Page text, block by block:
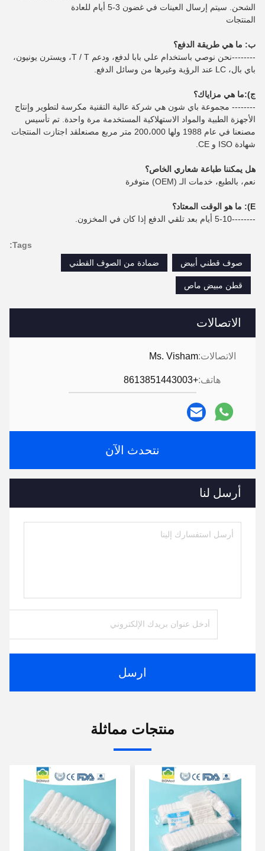
الاتصالات
الاتصالات:Ms. Visham
هاتف:+8613851443003
نتحدث الآن
أرسل لنا
ارسل
الشحن. سيتم إرسال العينات في غضون 3-5 أيام للعادة
المنتجات
ب: ما هي طريقة الدفع؟
--------نحن نوصي باستخدام علي بابا لدفع، ودعم T / T، ويسترن يونيون،
باي بال، LC عند الرؤية وغيرها من وسائل الدفع.
ج):ما هي مزاياك؟
-------- مجموعة باي شون هي شركة عالية التقنية مكرسة لتطوير وإنتاج
الأجهزة الطبية والمواد الاستهلاكية المستخدمة مرة واحدة. تم تأسيس
مصنعنا في عام 1988 ولها 200،000 متر مربع مصنعلقد اجتازت المنتجات
شهادة ISO و CE.
هل يمكننا طباعة شعاري الخاص؟
نعم، بالطبع، خدمات الـ (OEM) متوفرة
E): ما هو الوقت المعتاد؟
--------5-10 أيام بعد تلقي الدفع إذا كان في المخزون.
Tags:
صوف قطني أبيض
ضمادة من الصوف القطني
قطن مبيض ماص
منتجات مماثلة